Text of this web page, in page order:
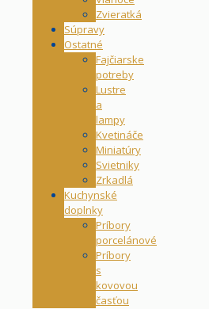
Zvieratká
Súpravy
Ostatné
Fajčiarske
potreby
Lustre
a
lampy
Kvetináče
Miniatúry
Svietniky
Zrkadlá
Kuchynské
doplnky
Príbory
porcelánové
Príbory
s
kovovou
časťou